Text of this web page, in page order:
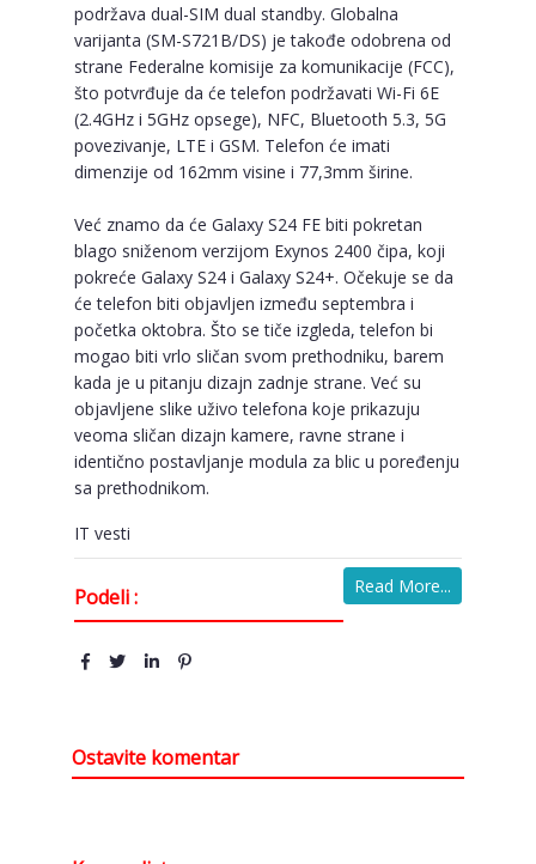
podržava dual-SIM dual standby. Globalna
varijanta (SM-S721B/DS) je takođe odobrena od
strane Federalne komisije za komunikacije (FCC),
što potvrđuje da će telefon podržavati Wi-Fi 6E
(2.4GHz i 5GHz opsege), NFC, Bluetooth 5.3, 5G
povezivanje, LTE i GSM. Telefon će imati
dimenzije od 162mm visine i 77,3mm širine.
Već znamo da će Galaxy S24 FE biti pokretan
blago sniženom verzijom Exynos 2400 čipa, koji
pokreće Galaxy S24 i Galaxy S24+. Očekuje se da
će telefon biti objavljen između septembra i
početka oktobra. Što se tiče izgleda, telefon bi
mogao biti vrlo sličan svom prethodniku, barem
kada je u pitanju dizajn zadnje strane. Već su
objavljene slike uživo telefona koje prikazuju
veoma sličan dizajn kamere, ravne strane i
identično postavljanje modula za blic u poređenju
sa prethodnikom.
IT vesti
Read More...
Podeli :
Ostavite komentar